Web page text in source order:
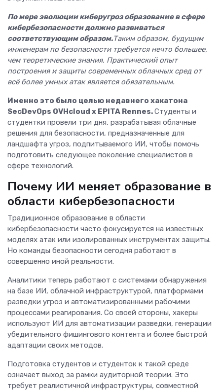
По мере эволюции киберугроз образование в сфере
кибербезопасности должно развиваться
соответствующим образом.Таким образом, будущим
инженерам по безопасности требуется нечто большее,
чем теоретические знания. Практический опыт
построения и защиты современных облачных сред от
всё более умных атак является обязательным.
Именно это было целью недавнего хакатона
SecDevOps OVHcloud x EPITA Rennes.Студенты и
студентки провели три дня, разрабатывая облачные
решения для безопасности, предназначенные для
ландшафта угроз, подпитываемого ИИ, чтобы помочь
подготовить следующее поколение специалистов в
сфере технологий.
Почему ИИ меняет образование в
области кибербезопасности
Традиционное образование в области
кибербезопасности часто фокусируется на известных
моделях атак или изолированных инструментах защиты.
Но команды безопасности сегодня работают в
совершенно иной реальности.
Аналитики теперь работают с системами обнаружения
на базе ИИ, облачной инфраструктурой, платформами
разведки угроз и автоматизированными рабочими
процессами реагирования. Со своей стороны, хакеры
используют ИИ для автоматизации разведки, генерации
убедительного фишингового контента и более быстрой
адаптации своих методов.
Подготовка студентов и студенток к такой среде
означает выход за рамки аудиторной теории. Это
требует реалистичной инфраструктуры, совместной